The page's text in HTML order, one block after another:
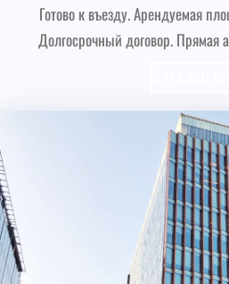
Готово к въезду. Арендуемая
Долгосрочный договор. Прямая